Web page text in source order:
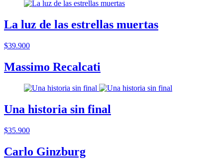
La luz de las estrellas muertas
$39.900
Massimo Recalcati
Una historia sin final
$35.900
Carlo Ginzburg